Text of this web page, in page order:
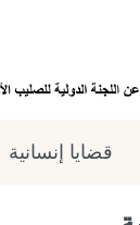
قضايا إنسانية